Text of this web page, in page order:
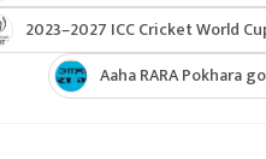
2023–2027 ICC Cricket World
Aaha RARA Pokhara